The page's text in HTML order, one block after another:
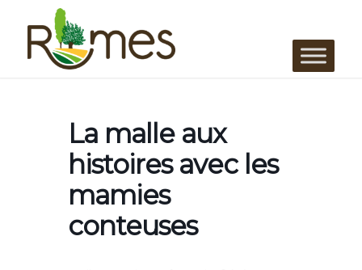
La malle aux
histoires avec les
mamies
conteuses